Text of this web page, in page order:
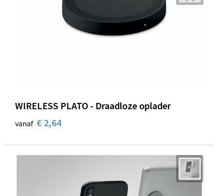
WIRELESS PLATO - Draadloze oplader
vanaf € 2,64